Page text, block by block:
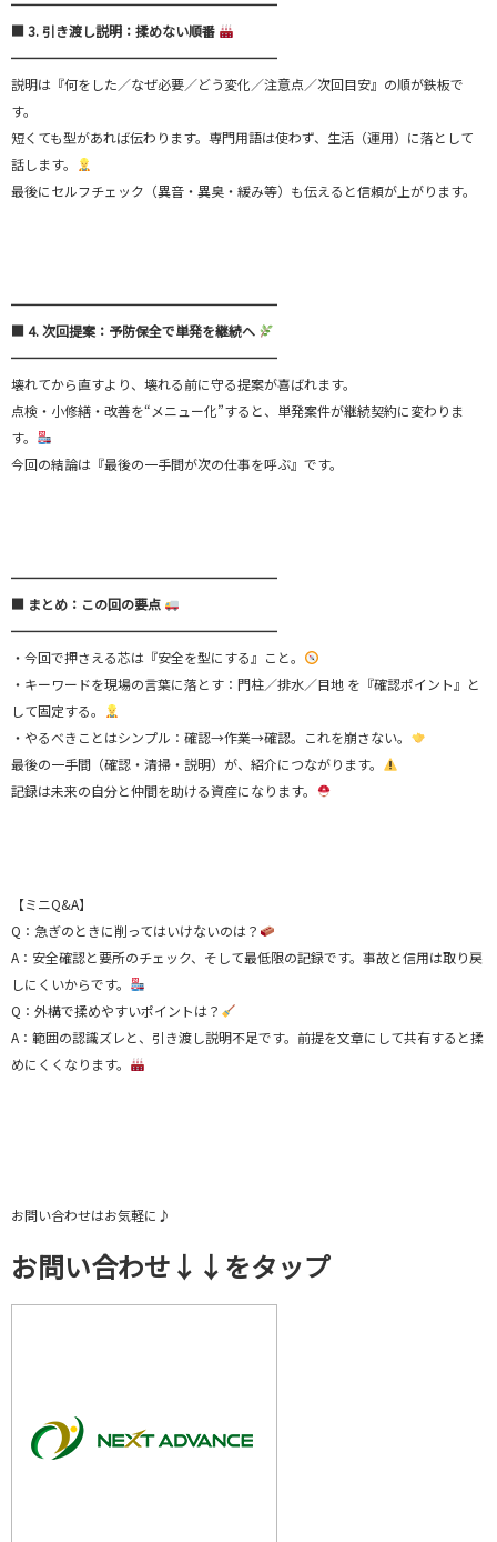
━━━━━━━━━━━━━━━━━━━━
■ 3. 引き渡し説明：揉めない順番
━━━━━━━━━━━━━━━━━━━━
説明は『何をした／なぜ必要／どう変化／注意点／次回目安』の順が鉄板で
す。
短くても型があれば伝わります。専門用語は使わず、生活（運用）に落として
話します。
最後にセルフチェック（異音・異臭・緩み等）も伝えると信頼が上がります。
━━━━━━━━━━━━━━━━━━━━
■ 4. 次回提案：予防保全で単発を継続へ
━━━━━━━━━━━━━━━━━━━━
壊れてから直すより、壊れる前に守る提案が喜ばれます。
点検・小修繕・改善を“メニュー化”すると、単発案件が継続契約に変わりま
す。
今回の結論は『最後の一手間が次の仕事を呼ぶ』です。
━━━━━━━━━━━━━━━━━━━━
■ まとめ：この回の要点
━━━━━━━━━━━━━━━━━━━━
・今回で押さえる芯は『安全を型にする』こと。
・キーワードを現場の言葉に落とす：門柱／排水／目地 を『確認ポイント』と
して固定する。
・やるべきことはシンプル：確認→作業→確認。これを崩さない。
最後の一手間（確認・清掃・説明）が、紹介につながります。
記録は未来の自分と仲間を助ける資産になります。
【ミニQ&A】
Q：急ぎのときに削ってはいけないのは？
A：安全確認と要所のチェック、そして最低限の記録です。事故と信用は取り戻
しにくいからです。
Q：外構で揉めやすいポイントは？
A：範囲の認識ズレと、引き渡し説明不足です。前提を文章にして共有すると揉
めにくくなります。
お問い合わせはお気軽に♪
お問い合わせ↓↓をタップ